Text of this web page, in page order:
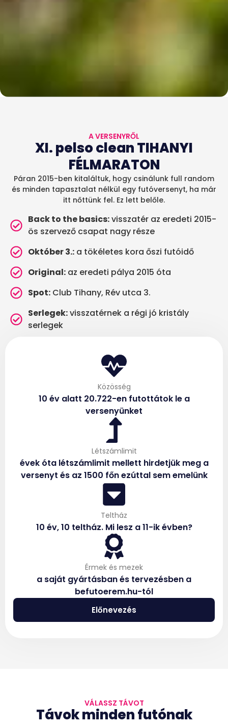
A VERSENYRŐL
XI. pelso clean TIHANYI
FÉLMARATON
Páran 2015-ben kitaláltuk, hogy csinálunk full random
és minden tapasztalat nélkül egy futóversenyt, ha már
itt nőttünk fel. Ez lett belőle.
Back to the basics:visszatér az eredeti 2015-
ös szervező csapat nagy része
Október 3.: a tökéletes kora őszi futóidő
Original: az eredeti pálya 2015 óta
Spot: Club Tihany, Rév utca 3.
Serlegek:visszatérnek a régi jó kristály
serlegek
Közösség
10 év alatt 20.722-en futottátok le a
versenyünket
Létszámlimit
évek óta létszámlimit mellett hirdetjük meg a
versenyt és az 1500 főn ezúttal sem emelünk
Teltház
10 év, 10 teltház. Mi lesz a 11-ik évben?
Érmek és mezek
a saját gyártásban és tervezésben a
befutoerem.hu-tól
Előnevezés
VÁLASSZ TÁVOT
Távok minden futónak